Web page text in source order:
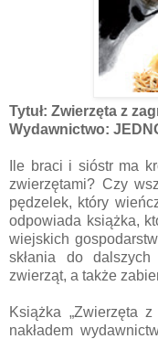
Tytuł: Zwierzęta z
Wydawnictwo:
Ile braci i sióstr ma
zwierzętami? Czy
pędzelek, który
odpowiada książka,
wiejskich
skłania do
zwierząt, a także
Książka „Zwierzęta
nakładem